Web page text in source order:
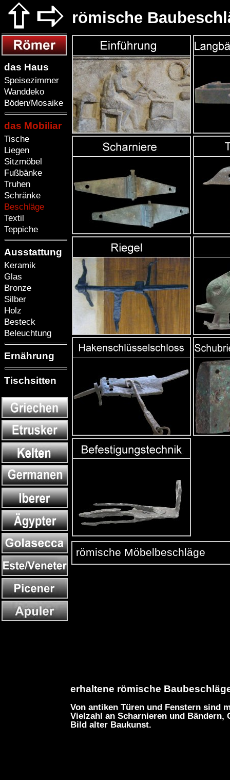
das Haus
Speisezimmer
Wanddeko
Böden/Mosaike
das Mobiliar
Tische
Liegen
Sitzmöbel
Fußbänke
Truhen
Schränke
Beschläge
Textil
Teppiche
Ausstattung
Keramik
Glas
Bronze
Silber
Holz
Besteck
Beleuchtung
Ernährung
Tischsitten
römische
römische Möbelbeschläge
erhaltene römische
Von antiken Türen und Fenstern sind
Vielzahl an Scharnieren und
Bild alter Baukunst.